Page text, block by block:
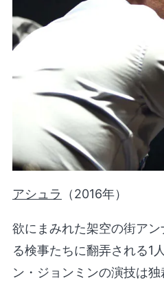
アシュラ （2016年）
欲にまみれた架空の街ア
る検事たちに翻弄される1
ン・ジョンミンの演技は